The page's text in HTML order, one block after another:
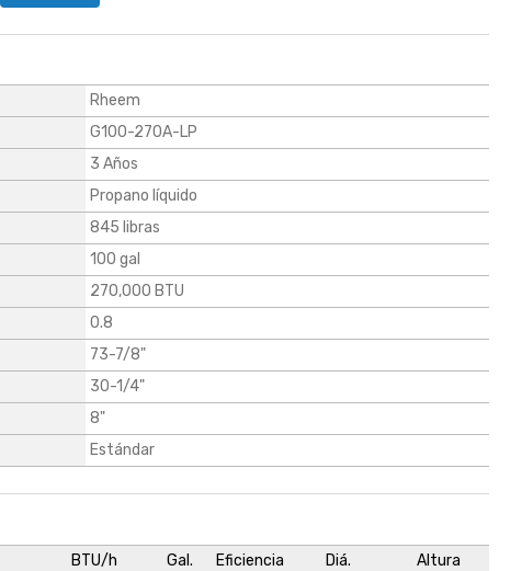
Rheem
G100-270A-LP
3 Años
Propano líquido
845 libras
100 gal
270,000 BTU
0.8
73-7/8"
30-1/4"
8"
Estándar
BTU/h Gal. Eficiencia Diá.
Altura